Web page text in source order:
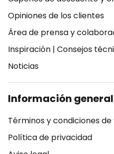
Opiniones de los clientes
Área de prensa y
Inspiración | Consejos
Noticias
Información general
Términos y condiciones
Política de privacidad